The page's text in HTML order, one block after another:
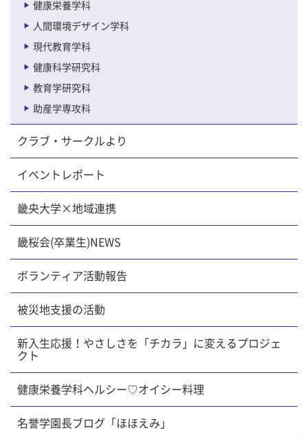
健康栄養学科
人間環境デザイン学科
現代教育学科
健康科学研究科
教育学研究科
助産学専攻科
クラブ・サークルより
イベントレポート
畿央大学×地域連携
畿桜会(卒業生)NEWS
ボランティア活動報告
被災地支援の活動
新入生応援！やさしさを「チカラ」に変えるプロジェ
クト
健康栄養学科ヘルシー♡オイシー料理
名誉学園長ブログ「ほほえみ」